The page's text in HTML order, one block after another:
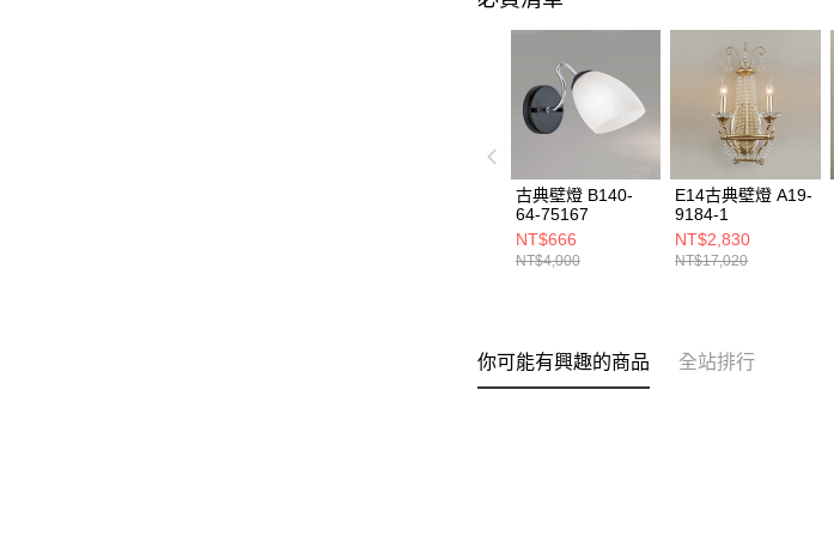
古典壁燈 B140-
64-75167
NT$666
NT$4,000
E14古典壁燈 A19-
9184-1
NT$2,830
NT$17,020
你可能有興趣的商品 全站排行